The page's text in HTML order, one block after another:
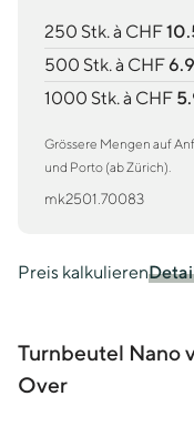
250 Stk. à CHF
500 Stk. à CHF
1000 Stk. à CHF
Grössere Mengen auf
und Porto (ab Zürich).
mk2501.70083
Preis kalkulieren
Turnbeutel Nano
Over